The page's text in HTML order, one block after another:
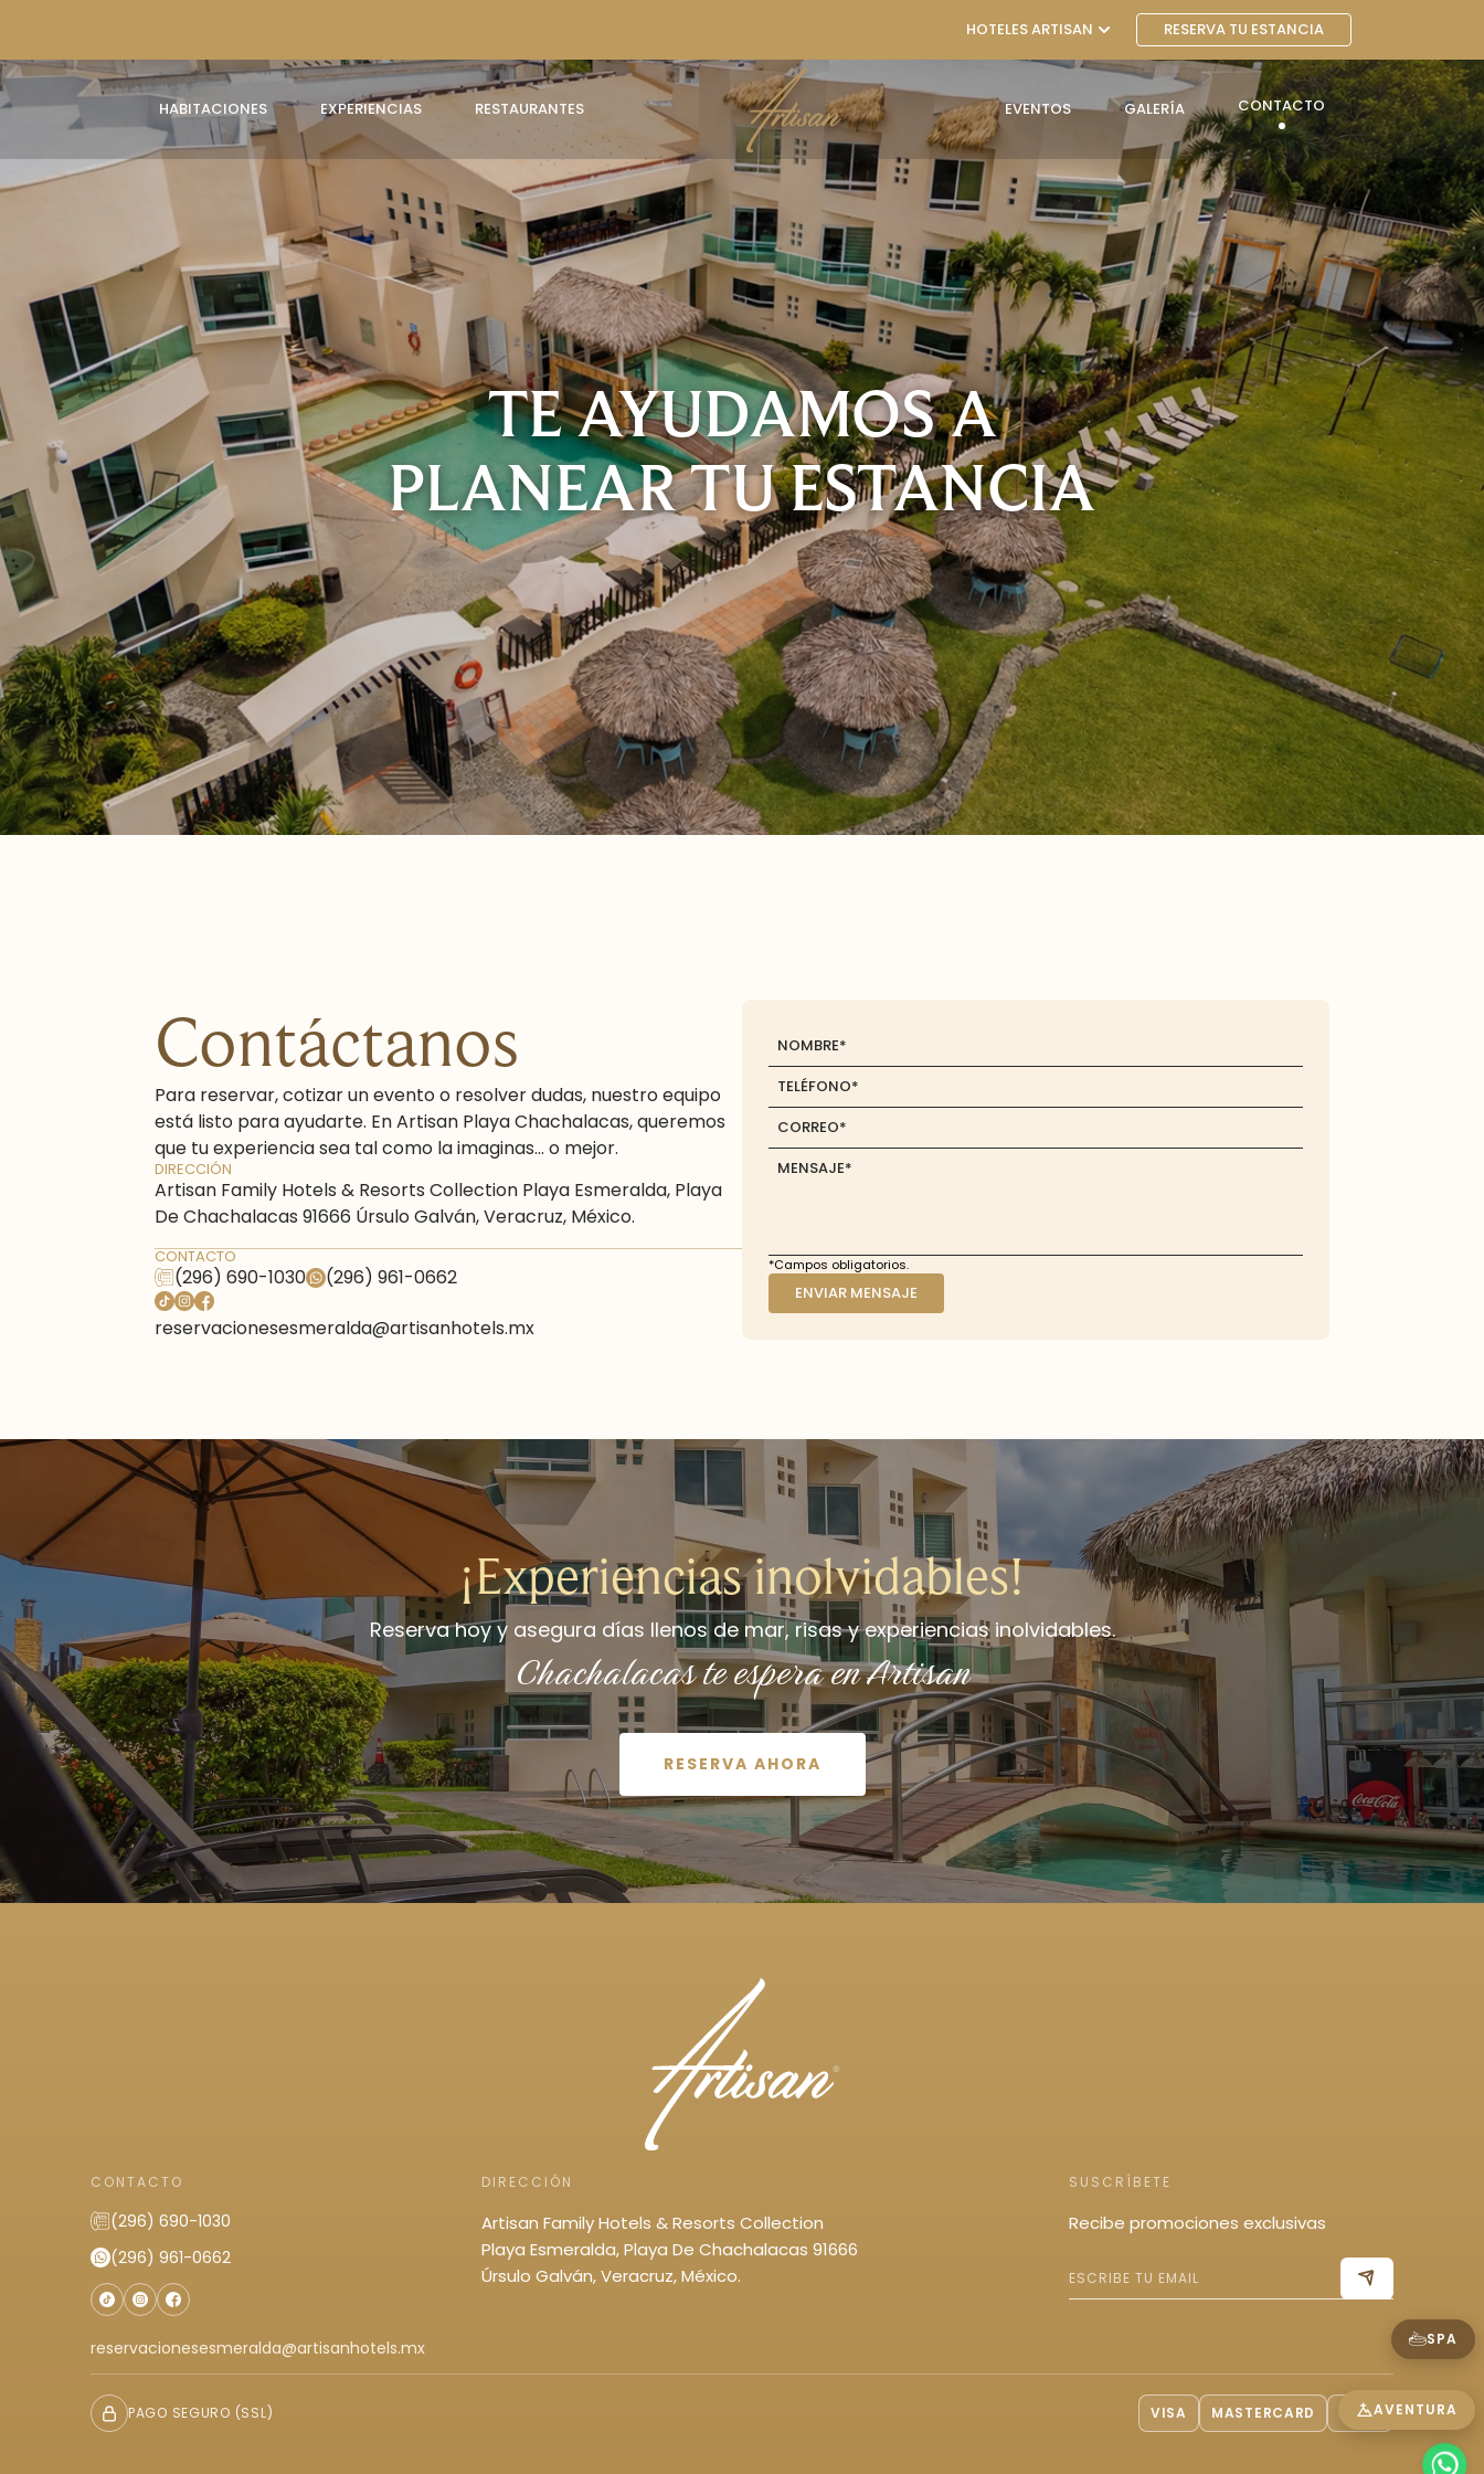
HOTELES ARTISAN RESERVA TU ESTANCIA
HABITACIONES EXPERIENCIAS RESTAURANTES EVENTOS GALERÍA CONTACTO
TE AYUDAMOS A
PLANEAR TU ESTANCIA
Contáctanos
Para reservar, cotizar un evento o resolver dudas, nuestro equipo
está listo para ayudarte. En Artisan Playa Chachalacas, queremos
que tu experiencia sea tal como la imaginas... o mejor.
DIRECCIÓN
Artisan Family Hotels & Resorts Collection Playa Esmeralda, Playa
De Chachalacas 91666 Úrsulo Galván, Veracruz, México.
CONTACTO
(296) 690-1030
(296) 961-0662
reservacionesesmeralda@artisanhotels.mx
*Campos obligatorios.
ENVIAR MENSAJE
¡Experiencias inolvidables!
Reserva hoy y asegura días llenos de mar, risas y experiencias inolvidables.
Chachalacas te espera en Artisan
RESERVA AHORA
CONTACTO
(296) 690-1030
(296) 961-0662
reservacionesesmeralda@artisanhotels.mx
DIRECCIÓN
Artisan Family Hotels & Resorts Collection
Playa Esmeralda, Playa De Chachalacas 91666
Úrsulo Galván, Veracruz, México.
SUSCRÍBETE
Recibe promociones exclusivas
PAGO SEGURO (SSL) VISA MASTERCARD AMEX
SPA